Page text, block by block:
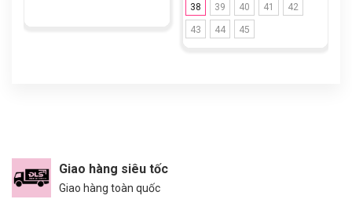
38 39 40 41 42
43 44 45
Giao hàng siêu tốc
Giao hàng toàn quốc